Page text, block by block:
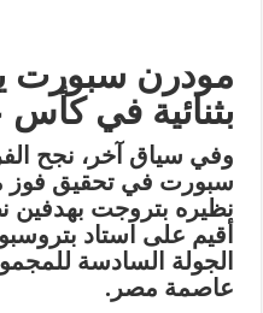
مودرن سبورت
بثنائية في
وفي سياق آخر، نجح
سبورت في تحقيق
نظيره بتروجت بهدفين
أقيم على استاد
الجولة السادسة
عاصمة مصر .